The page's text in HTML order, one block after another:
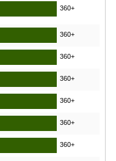
360+
360+
360+
360+
360+
360+
360+